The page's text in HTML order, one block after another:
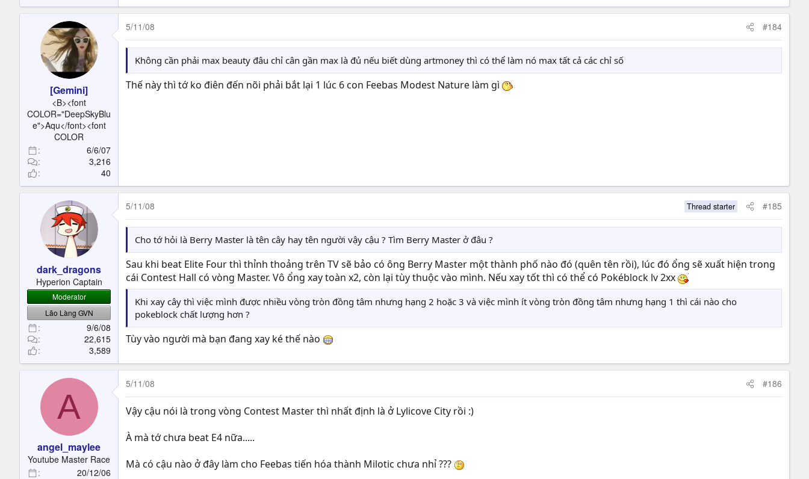
[Gemini]
<B><font
COLOR="DeepSkyBlu
e">Aqu</font><font
COLOR
6/6/07
3,216
40
5/11/08 #184
Không cần phải max beauty đâu chỉ cân gần max là đủ nếu biết dùng artmoney thì có thể làm nó max tất cả các chỉ số
Thế này thì tớ ko điên đến nõi phải bắt lại 1 lúc 6 con Feebas Modest Nature làm gì
dark_dragons
Hyperion Captain
Moderator
Lão Làng GVN
9/6/08
22,615
3,589
5/11/08 Thread starter #185
Cho tớ hỏi là Berry Master là tên cây hay tên người vậy cậu ? Tìm Berry Master ở đâu ?
Sau khi beat Elite Four thì thỉnh thoảng trên TV sẽ bảo có ông Berry Master một thành phố nào đó (quên tên rồi), lúc đó ổng sẽ xuất hiện trong
cái Contest Hall có vòng Master. Vô ổng xay toàn x2, còn lại tùy thuộc vào mình. Nếu xay tốt thì có thể có Pokéblock lv 2xx
Khi xay cây thì việc mình được nhiều vòng tròn đồng tâm nhưng hạng 2 hoặc 3 và việc mình ít vòng tròn đồng tâm nhưng hạng 1 thì cái nào cho
pokeblock chất lượng hơn ?
Tùy vào người mà bạn đang xay ké thế nào
A
angel_maylee
Youtube Master Race
20/12/06
5/11/08 #186
Vậy cậu nói là trong vòng Contest Master thì nhất định là ở Lylicove City rồi :)
À mà tớ chưa beat E4 nữa.....
Mà có cậu nào ở đây làm cho Feebas tiến hóa thành Milotic chưa nhỉ ???